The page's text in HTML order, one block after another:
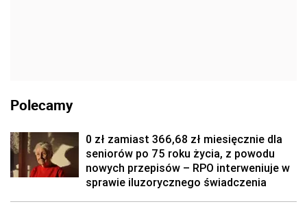
Polecamy
0 zł zamiast 366,68 zł miesięcznie dla
seniorów po 75 roku życia, z powodu
nowych przepisów – RPO interweniuje w
sprawie iluzorycznego świadczenia